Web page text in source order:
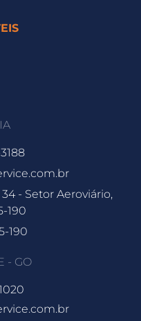
- Setor Aeroviário,
190
190
- GO